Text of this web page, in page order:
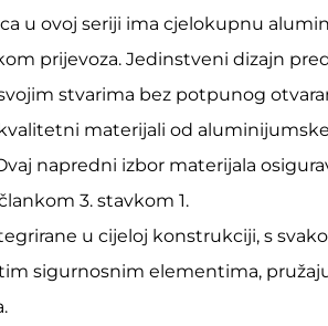
u ovoj seriji ima cjelokupnu
prijevoza. Jedinstveni dizajn
stvarima bez potpunog
materijali od
napredni izbor materijala
3. stavkom 1.
u cijeloj konstrukciji, s
sigurnosnim elementima,